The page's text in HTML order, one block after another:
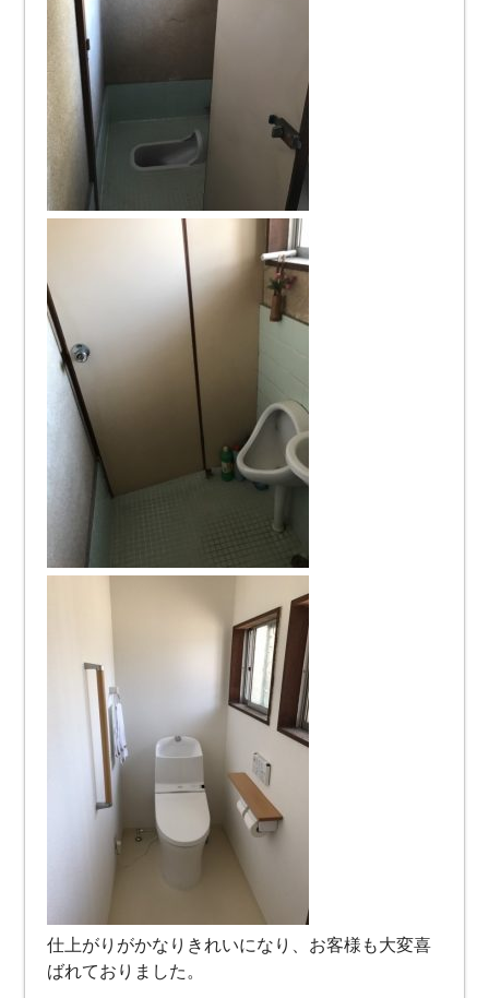
仕上がりがかなりきれいになり、お客様も大変喜
ばれておりました。